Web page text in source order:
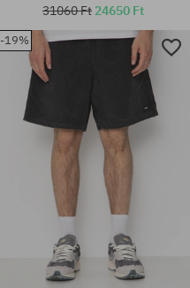
Elérhető méretek:
24; 25; 26; 27; 28
31060 Ft 24650 Ft
-19%